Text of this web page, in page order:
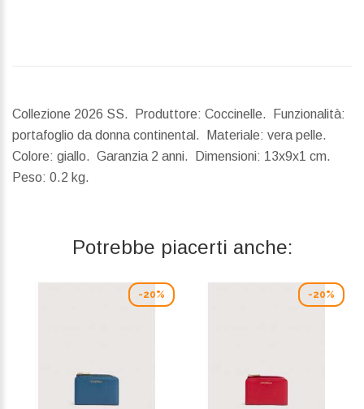
Collezione 2026 SS. Produttore: Coccinelle. Funzionalità:
portafoglio da donna continental. Materiale: vera pelle.
Colore: giallo. Garanzia 2 anni.
Dimensioni: 13x9x1 cm.
Peso: 0.2 kg.
Potrebbe piacerti anche:
-20% -20%